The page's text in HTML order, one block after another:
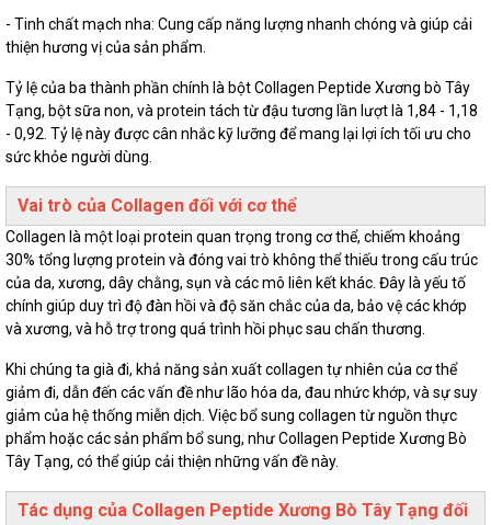
- Tinh chất mạch nha: Cung cấp năng lượng nhanh chóng và giúp cải
thiện hương vị của sản phẩm.
Tỷ lệ của ba thành phần chính là bột Collagen Peptide Xương bò Tây
Tạng, bột sữa non, và protein tách từ đậu tương lần lượt là 1,84 - 1,18
- 0,92. Tỷ lệ này được cân nhắc kỹ lưỡng để mang lại lợi ích tối ưu cho
sức khỏe người dùng.
Vai trò của Collagen đối với cơ thể
Collagen là một loại protein quan trọng trong cơ thể, chiếm khoảng
30% tổng lượng protein và đóng vai trò không thể thiếu trong cấu trúc
của da, xương, dây chằng, sụn và các mô liên kết khác. Đây là yếu tố
chính giúp duy trì độ đàn hồi và độ săn chắc của da, bảo vệ các khớp
và xương, và hỗ trợ trong quá trình hồi phục sau chấn thương.
Khi chúng ta già đi, khả năng sản xuất collagen tự nhiên của cơ thể
giảm đi, dẫn đến các vấn đề như lão hóa da, đau nhức khớp, và sự suy
giảm của hệ thống miễn dịch. Việc bổ sung collagen từ nguồn thực
phẩm hoặc các sản phẩm bổ sung, như Collagen Peptide Xương Bò
Tây Tạng, có thể giúp cải thiện những vấn đề này.
Tác dụng của Collagen Peptide Xương Bò Tây Tạng đối